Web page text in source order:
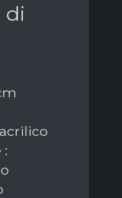
di